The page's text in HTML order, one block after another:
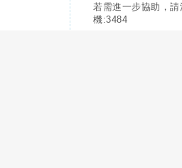
若需進一步協助，
機:3484